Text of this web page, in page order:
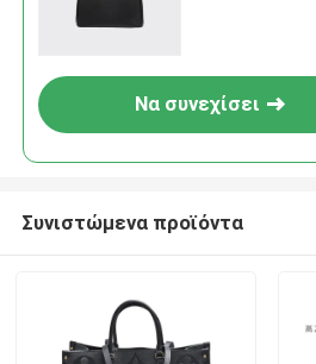
Να συνεχίσει
Συνιστώμενα προϊόντα